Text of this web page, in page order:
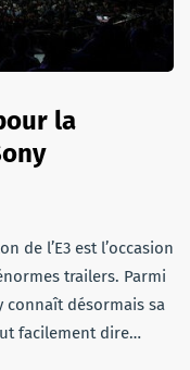
la
de l’E3 est l’occasion
trailers. Parmi
connaît désormais sa
facilement dire…